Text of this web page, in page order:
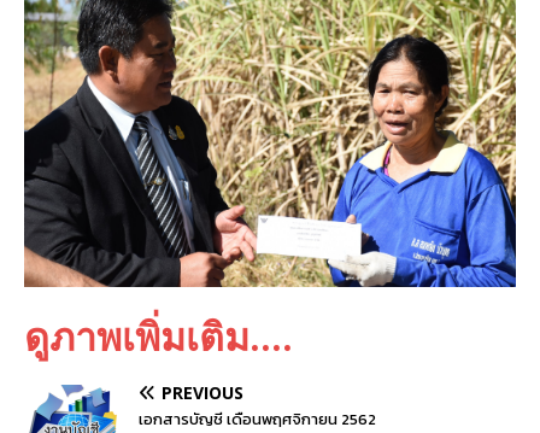
ดูภาพเพิ่มเติม….
PREVIOUS
เอกสารบัญชี เดือนพฤศจิกายน 2562